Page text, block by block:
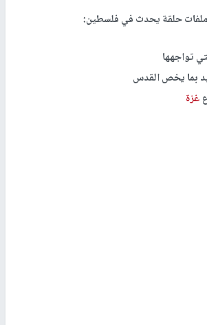
حلقة يحدث في فلسطين:
تواجهها
بما يخص القدس
غزة